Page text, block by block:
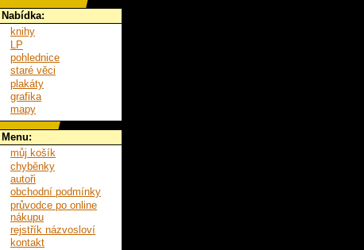
Nabídka:
knihy
LP
pohlednice
staré věci
plakáty
grafika
mapy
Menu:
můj košík
chyběnky
autoři
obchodní podmínky
průvodce po online
nákupu
rejstřík názvosloví
kontakt